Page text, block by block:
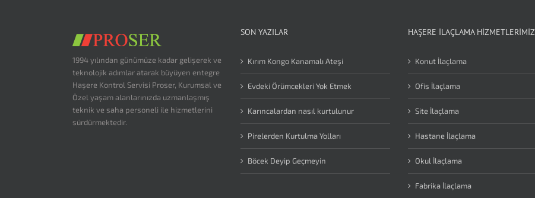
1994 yılından günümüze kadar gelişerek ve
teknolojik adımlar atarak büyüyen entegre
Haşere Kontrol Servisi Proser, Kurumsal ve
Özel yaşam alanlarınızda uzmanlaşmış
teknik ve saha personeli ile hizmetlerini
sürdürmektedir.
SON YAZILAR
Kırım Kongo Kanamalı Ateşi
Evdeki Örümcekleri Yok Etmek
Karıncalardan nasıl kurtulunur
Pirelerden Kurtulma Yolları
Böcek Deyip Geçmeyin
HAŞERE İLAÇLAMA HIZMETLERIMIZ
Konut İlaçlama
Ofis İlaçlama
Site İlaçlama
Hastane İlaçlama
Okul İlaçlama
Fabrika İlaçlama